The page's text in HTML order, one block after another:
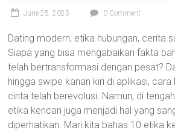
June 25, 2025 0 Comment
Dating modern, etika hubungan, cerita
Siapa yang bisa mengabaikan fakta
telah bertransformasi dengan pesat?
hingga swipe kanan kiri di aplikasi,
cinta telah berevolusi. Namun, di
etika kencan juga menjadi hal yang
diperhatikan. Mari kita bahas 10 etika